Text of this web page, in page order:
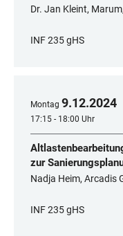
Dr. Jan Kleint,
INF 235 gHS
Montag 9.12.2024
17:15 - 18:00 Uhr
zur
Nadja Heim, Arcadis
INF 235 gHS